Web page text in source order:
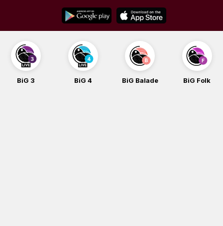
content
BiG 3 BiG 4 BiG Balade BiG Folk